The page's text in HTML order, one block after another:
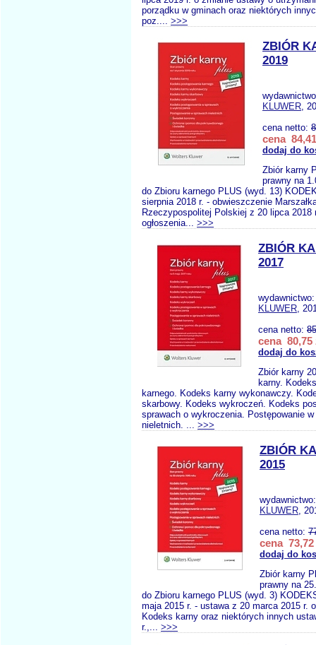
porządku w gminach oraz niektórych
poz.... >>>
ZBIÓR
2019
KLUWER,
cena netto:
cena
dodaj do
Zbiór karny
prawny na
do Zbioru karnego PLUS (wyd. 13)
sierpnia 2018 r. - obwieszczenie
Rzeczypospolitej Polskiej z 20 lipca 2018
ogłoszenia... >>>
ZBIÓR
2017
KLUWER,
cena netto:
cena 80,75
dodaj do
Zbiór karny
karny.
karnego. Kodeks karny wykonawczy.
skarbowy. Kodeks wykroczeń. Kodeks
sprawach o wykroczenia. Postępowanie
nieletnich. ... >>>
ZBIÓR
2015
KLUWER,
cena netto:
cena 73,72
dodaj do
Zbiór karny
prawny na
do Zbioru karnego PLUS (wyd. 3)
maja 2015 r. - ustawa z 20 marca 2015 r.
Kodeks karny oraz niektórych innych
r.,... >>>